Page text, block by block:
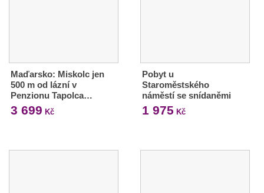
Maďarsko: Miskolc jen
500 m od lázní v
Penzionu Tapolca…
3 699 Kč
Pobyt u
Staroměstského
náměstí se snídaněmi
1 975 Kč